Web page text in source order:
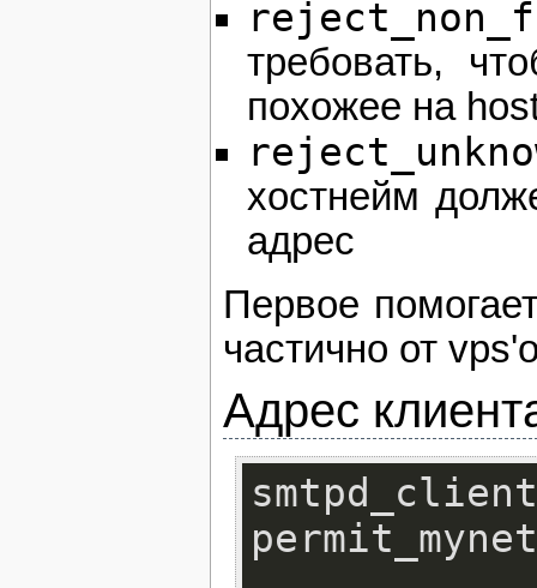
требовать,
похожее на
хостнейм
адрес
Первое
частично от
Адрес